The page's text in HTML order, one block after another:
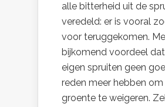
alle bitterheid uit de
veredeld: er is vooral
voor teruggekomen.
bijkomend voordeel
eigen spruiten geen
reden meer hebben
groente te weigeren.